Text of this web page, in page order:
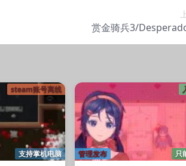
赏金骑兵3/
steam账号离线
支持掌机电脑 只
管理发布